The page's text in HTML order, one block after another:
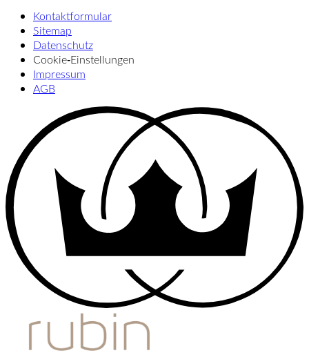
Kontaktformular
Sitemap
Datenschutz
Cookie‑Einstellungen
Impressum
AGB